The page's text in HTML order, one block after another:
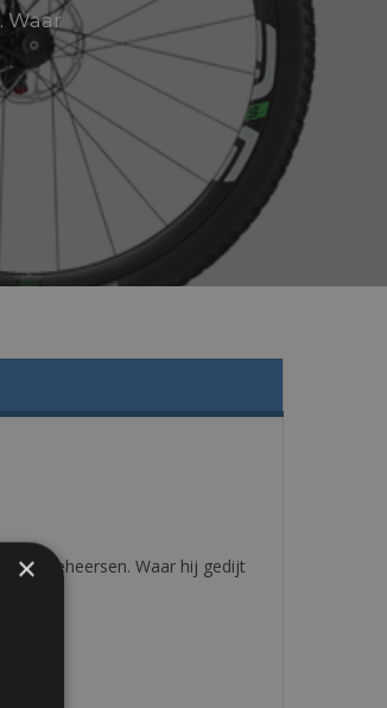
Waar
te beheersen. Waar hij gedijt
×